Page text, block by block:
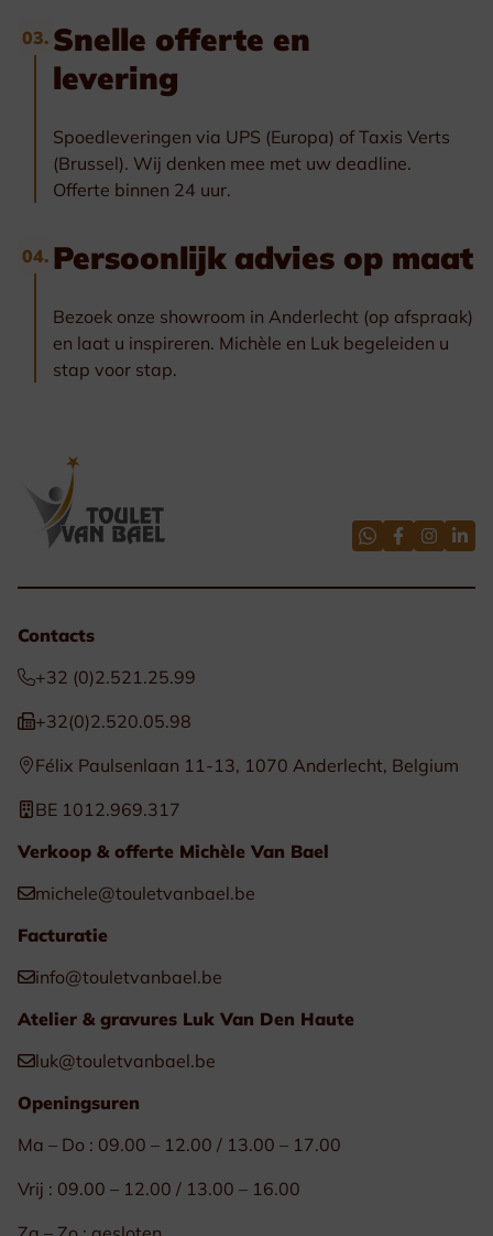
03. Snelle offerte en
levering
Spoedleveringen via UPS (Europa) of Taxis Verts
(Brussel). Wij denken mee met uw deadline.
Offerte binnen 24 uur.
04. Persoonlijk advies op maat
Bezoek onze showroom in Anderlecht (op afspraak)
en laat u inspireren. Michèle en Luk begeleiden u
stap voor stap.
Contacts
+32 (0)2.521.25.99
+32(0)2.520.05.98
Félix Paulsenlaan 11-13, 1070 Anderlecht, Belgium
BE 1012.969.317
Verkoop & offerte Michèle Van Bael
michele@touletvanbael.be
Facturatie
info@touletvanbael.be
Atelier & gravures Luk Van Den Haute
luk@touletvanbael.be
Openingsuren
Ma – Do : 09.00 – 12.00 / 13.00 – 17.00
Vrij : 09.00 – 12.00 / 13.00 – 16.00